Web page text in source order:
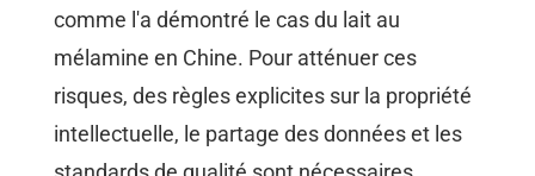
comme l'a démontré le cas du lait au
mélamine en Chine. Pour atténuer ces
risques, des règles explicites sur la propriété
intellectuelle, le partage des données et les